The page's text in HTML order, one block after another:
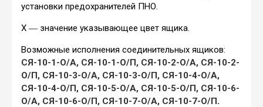
установки предохранителей ПНО.
Х ― значение указывающее цвет ящика.
Возможные исполнения соединительных ящиков:
СЯ-10-1-О/А, СЯ-10-1-О/П, СЯ-10-2-О/А, СЯ-10-2-
О/П, СЯ-10-3-О/А, СЯ-10-3-О/П, СЯ-10-4-О/А,
СЯ-10-4-О/П, СЯ-10-5-О/А, СЯ-10-5-О/П, СЯ-10-6-
О/А, СЯ-10-6-О/П, СЯ-10-7-О/А, СЯ-10-7-О/П.